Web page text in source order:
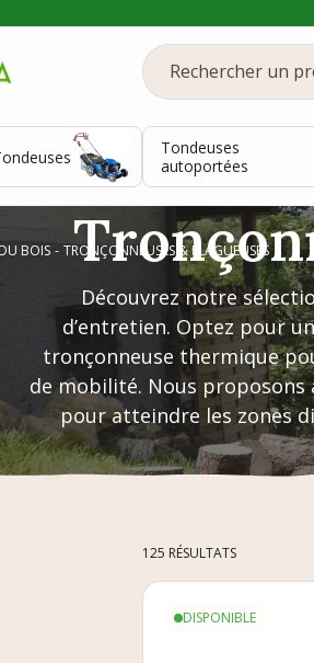
Tondeuses
autoportées
BOIS TRONÇONNEUSES & ÉLAGUEUSES
Découvrez notre
d’entretien. Optez pour
tronçonneuse thermique
de mobilité. Nous proposons
pour atteindre les zones
125 RÉSULTATS
DISPONIBLE